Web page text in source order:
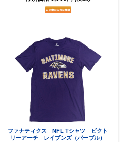
ファナティクス NFL Tシャツ ビクト
リーアーチ レイブンズ（パープル）